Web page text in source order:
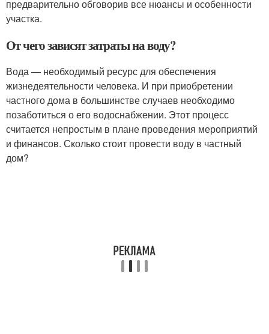
предварительно обговорив все нюансы и особенности
участка.
От чего зависят затраты на воду?
Вода — необходимый ресурс для обеспечения
жизнедеятельности человека. И при приобретении
частного дома в большинстве случаев необходимо
позаботиться о его водоснабжении. Этот процесс
считается непростым в плане проведения мероприятий
и финансов. Сколько стоит провести воду в частный
дом?